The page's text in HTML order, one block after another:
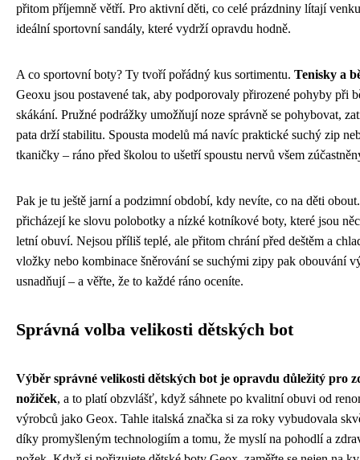
přitom příjemně větří. Pro aktivní děti, co celé prázdniny lítají
ideální sportovní sandály, které vydrží opravdu hodně.
A co sportovní boty? Ty tvoří pořádný kus sortimentu. Tenisky a
Geoxu jsou postavené tak, aby podporovaly přirozené pohyby při
skákání. Pružné podrážky umožňují noze správně se pohybovat,
pata drží stabilitu. Spousta modelů má navíc praktické suchý zip
tkaničky – ráno před školou to ušetří spoustu nervů všem
Pak je tu ještě jarní a podzimní období, kdy nevíte, co na děti
přicházejí ke slovu polobotky a nízké kotníkové boty, které jsou
letní obuví. Nejsou příliš teplé, ale přitom chrání před deštěm a
vložky nebo kombinace šněrování se suchými zipy pak obouvání
usnadňují – a věřte, že to každé ráno oceníte.
Správná volba velikosti dětských bot
Výběr správné velikosti dětských bot je opravdu důležitý pro
nožiček, a to platí obzvlášť, když sáhnete po kvalitní obuvi od
výrobců jako Geox. Tahle italská značka si za roky vybudovala
díky promyšleným technologiím a tomu, že myslí na pohodlí a